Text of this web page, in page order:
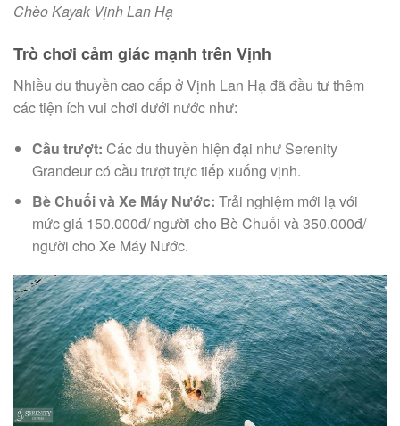
Chèo Kayak Vịnh Lan Hạ
Trò chơi cảm giác mạnh trên Vịnh
Nhiều du thuyền cao cấp ở Vịnh Lan Hạ đã đầu tư thêm
các tiện ích vui chơi dưới nước như:
Cầu trượt: Các du thuyền hiện đại như Serenity
Grandeur có cầu trượt trực tiếp xuống vịnh.
Bè Chuối và Xe Máy Nước: Trải nghiệm mới lạ với
mức giá 150.000đ/ người cho Bè Chuối và 350.000đ/
người cho Xe Máy Nước.